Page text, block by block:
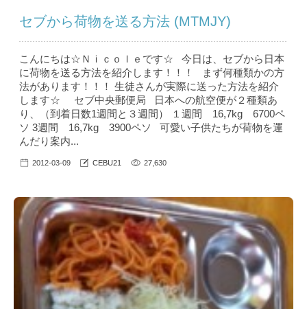
セブから荷物を送る方法 (MTMJY)
こんにちは☆Ｎｉｃｏｌｅです☆ 今日は、セブから日本
に荷物を送る方法を紹介します！！！ まず何種類かの方
法があります！！！ 生徒さんが実際に送った方法を紹介
します☆ セブ中央郵便局 日本への航空便が２種類あ
り、（到着日数1週間と３週間） １週間 16,7kg 6700ペ
ソ 3週間 16,7kg 3900ペソ 可愛い子供たちが荷物を運
んだり案内...
2012-03-09 CEBU21 27,630